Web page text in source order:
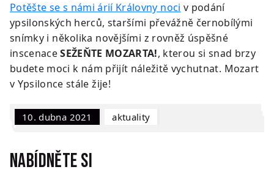
Potěšte se s námi árií Královny noci v podání
ypsilonských herců, staršími převážně černobílými
snímky i několika novějšími z rovněž úspěšné
inscenaceSEŽEŇTE MOZARTA!, kterou si snad brzy
budete moci k nám přijít náležitě vychutnat. Mozart
v Ypsilonce stále žije!
10. dubna 2021 Aktuality
Nabídněte si